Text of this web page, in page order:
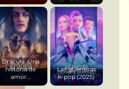
Drácula: Una
historia de
amor...
Las guerreras
k-pop (2025)